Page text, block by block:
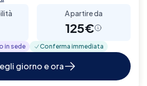
A partire da
125€
in sede Conferma immediata
giorno e ora